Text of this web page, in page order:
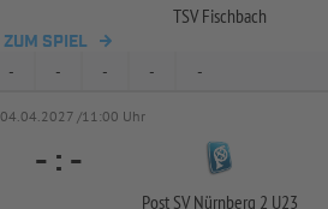
TSV Fischbach
ZUM SPIEL
- - - - -
04.04.2027 /11:00 Uhr
- : -
Post SV Nürnberg 2 U23